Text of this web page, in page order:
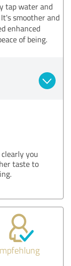
tap water and
smoother and
enhanced
of being.
you
taste to